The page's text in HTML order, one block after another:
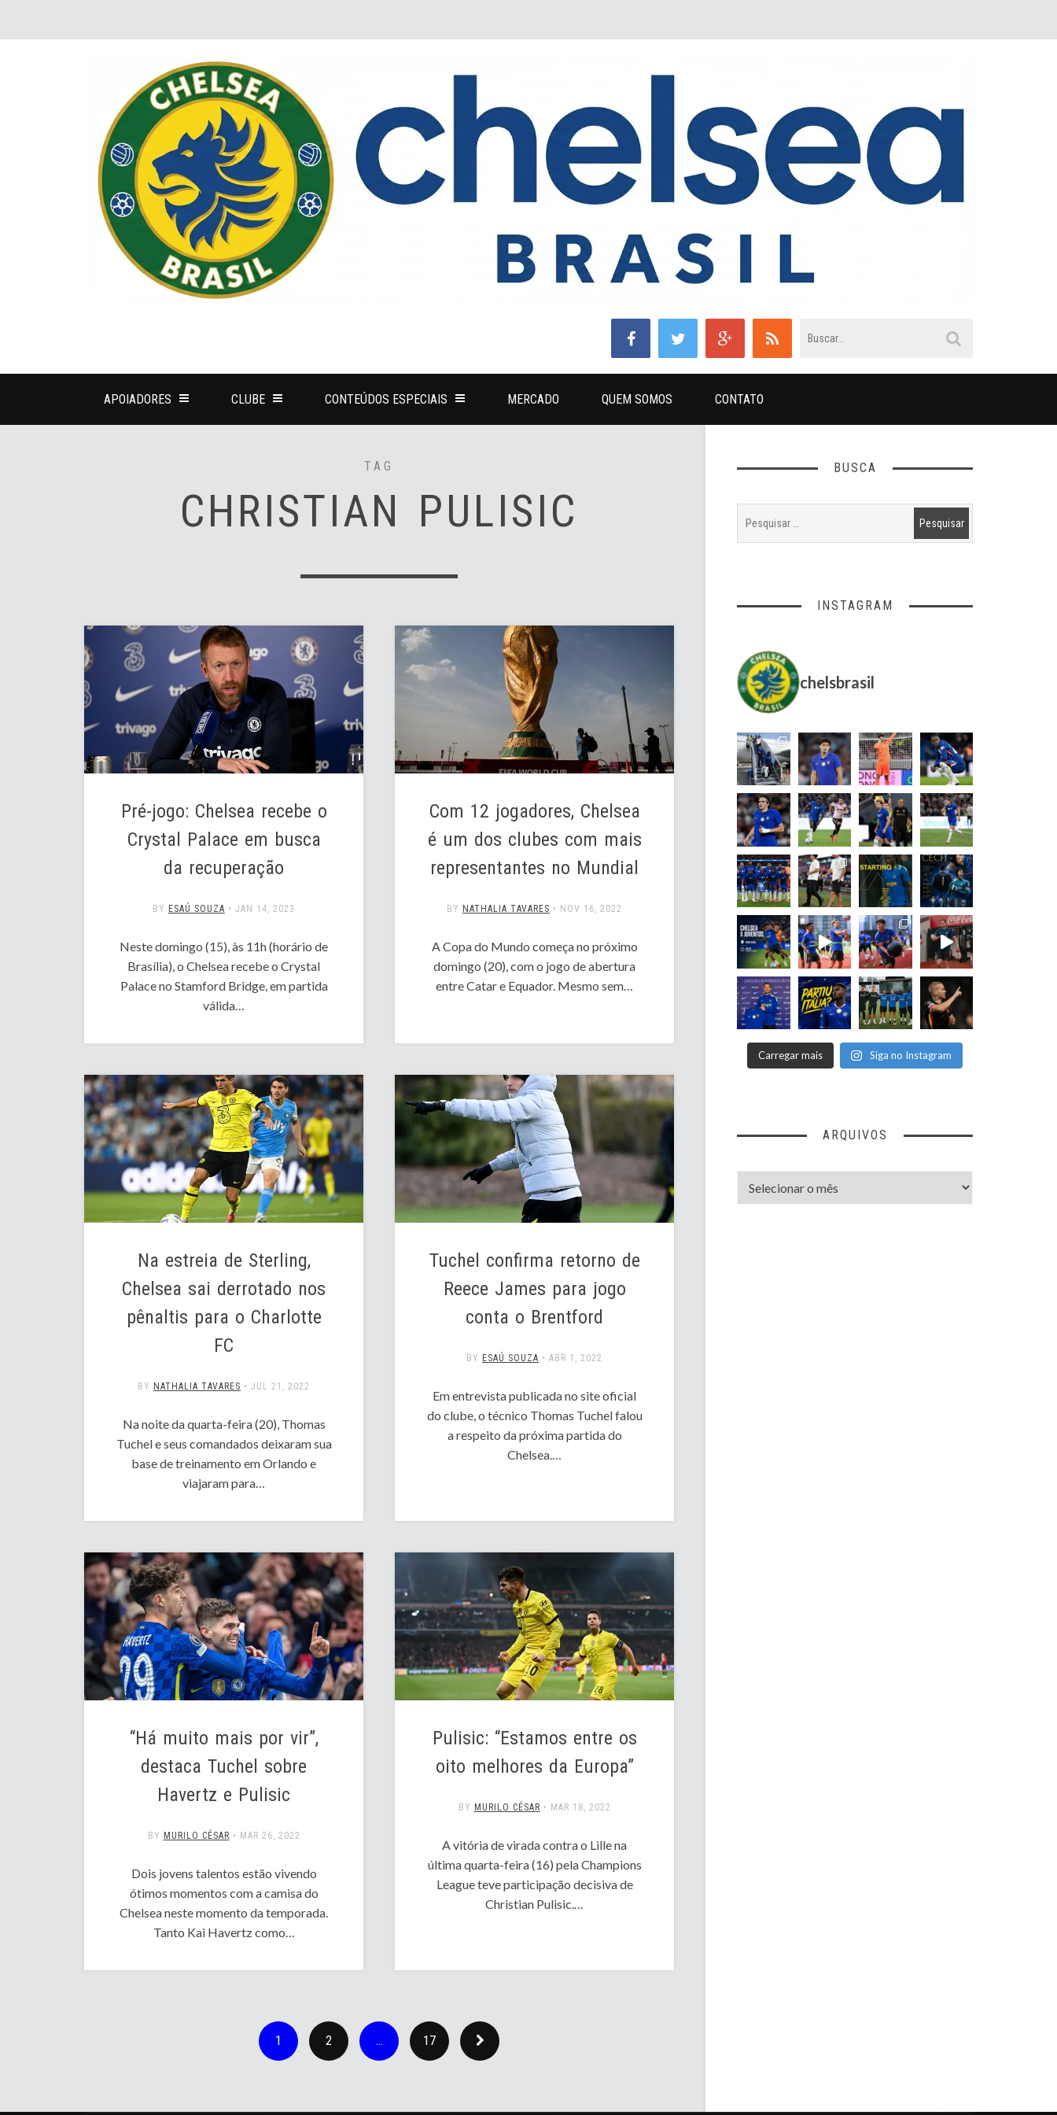
APOIADORES CLUBE CONTEÚDOS ESPECIAIS MERCADO QUEM SOMOS CONTATO
TAG
CHRISTIAN PULISIC
Pré-jogo: Chelsea recebe o
Crystal Palace em busca
da recuperação
BY ESAÚ SOUZA • JAN 14, 2023
Neste domingo (15), às 11h (horário de
Brasília), o Chelsea recebe o Crystal
Palace no Stamford Bridge, em partida
válida…
Com 12 jogadores, Chelsea
é um dos clubes com mais
representantes no Mundial
BY NATHALIA TAVARES • NOV 16, 2022
A Copa do Mundo começa no próximo
domingo (20), com o jogo de abertura
entre Catar e Equador. Mesmo sem…
Na estreia de Sterling,
Chelsea sai derrotado nos
pênaltis para o Charlotte
FC
BY NATHALIA TAVARES • JUL 21, 2022
Na noite da quarta-feira (20), Thomas
Tuchel e seus comandados deixaram sua
base de treinamento em Orlando e
viajaram para…
Tuchel confirma retorno de
Reece James para jogo
conta o Brentford
BY ESAÚ SOUZA • ABR 1, 2022
Em entrevista publicada no site oficial
do clube, o técnico Thomas Tuchel falou
a respeito da próxima partida do
Chelsea.…
“Há muito mais por vir”,
destaca Tuchel sobre
Havertz e Pulisic
BY MURILO CÉSAR • MAR 26, 2022
Dois jovens talentos estão vivendo
ótimos momentos com a camisa do
Chelsea neste momento da temporada.
Tanto Kai Havertz como…
Pulisic: “Estamos entre os
oito melhores da Europa”
BY MURILO CÉSAR • MAR 18, 2022
A vitória de virada contra o Lille na
última quarta-feira (16) pela Champions
League teve participação decisiva de
Christian Pulisic.…
1 2 … 17
BUSCA
INSTAGRAM
chelsbrasil
Carregar mais Siga no Instagram
ARQUIVOS